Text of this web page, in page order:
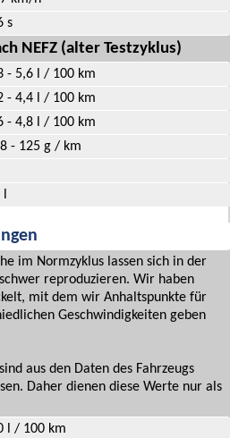
s
NEFZ (alter Testzyklus)
- 5,6 l / 100 km
- 4,4 l / 100 km
- 4,8 l / 100 km
- 125 g / km
l
im Normzyklus lassen sich in der
reproduzieren. Wir haben
mit dem wir Anhaltspunkte für
Geschwindigkeiten geben
aus den Daten des Fahrzeugs
Daher dienen diese Werte nur als
l / 100 km